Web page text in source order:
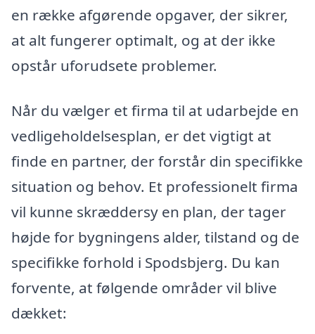
en række afgørende opgaver, der sikrer,
at alt fungerer optimalt, og at der ikke
opstår uforudsete problemer.
Når du vælger et firma til at udarbejde en
vedligeholdelsesplan, er det vigtigt at
finde en partner, der forstår din specifikke
situation og behov. Et professionelt firma
vil kunne skræddersy en plan, der tager
højde for bygningens alder, tilstand og de
specifikke forhold i Spodsbjerg. Du kan
forvente, at følgende områder vil blive
dækket: